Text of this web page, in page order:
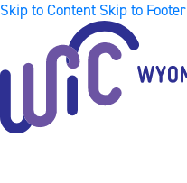
Skip to Content Skip to Footer